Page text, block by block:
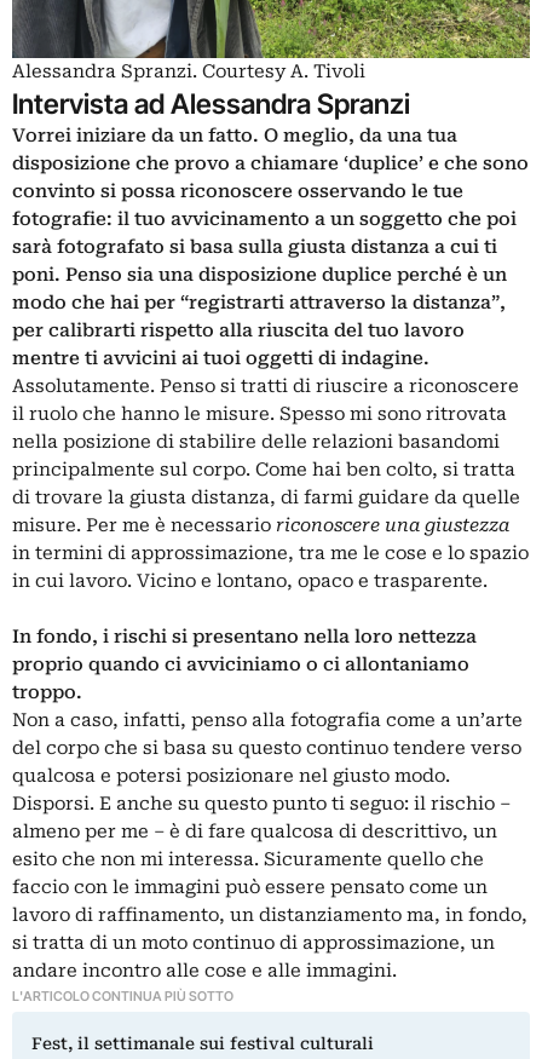
Alessandra Spranzi. Courtesy A. Tivoli
Intervista ad Alessandra Spranzi
Vorrei iniziare da un fatto. O meglio, da una tua
disposizione che provo a chiamare ‘duplice’ e che sono
convinto si possa riconoscere osservando le tue
fotografie: il tuo avvicinamento a un soggetto che poi
sarà fotografato si basa sulla giusta distanza a cui ti
poni. Penso sia una disposizione duplice perché è un
modo che hai per “registrarti attraverso la distanza”,
per calibrarti rispetto alla riuscita del tuo lavoro
mentre ti avvicini ai tuoi oggetti di indagine.
Assolutamente. Penso si tratti di riuscire a riconoscere
il ruolo che hanno le misure. Spesso mi sono ritrovata
nella posizione di stabilire delle relazioni basandomi
principalmente sul corpo. Come hai ben colto, si tratta
di trovare la giusta distanza, di farmi guidare da quelle
misure. Per me è necessario riconoscere una giustezza
in termini di approssimazione, tra me le cose e lo spazio
in cui lavoro. Vicino e lontano, opaco e trasparente.
In fondo, i rischi si presentano nella loro nettezza
proprio quando ci avviciniamo o ci allontaniamo
troppo.
Non a caso, infatti, penso alla fotografia come a un’arte
del corpo che si basa su questo continuo tendere verso
qualcosa e potersi posizionare nel giusto modo.
Disporsi. E anche su questo punto ti seguo: il rischio –
almeno per me – è di fare qualcosa di descrittivo, un
esito che non mi interessa. Sicuramente quello che
faccio con le immagini può essere pensato come un
lavoro di raffinamento, un distanziamento ma, in fondo,
si tratta di un moto continuo di approssimazione, un
andare incontro alle cose e alle immagini.
L'ARTICOLO CONTINUA PIÙ SOTTO
Fest, il settimanale sui festival culturali